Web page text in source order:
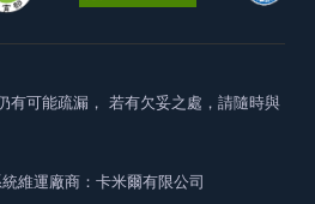
有可能疏漏， 若有欠妥之處，請隨時與
統維運廠商：卡米爾有限公司